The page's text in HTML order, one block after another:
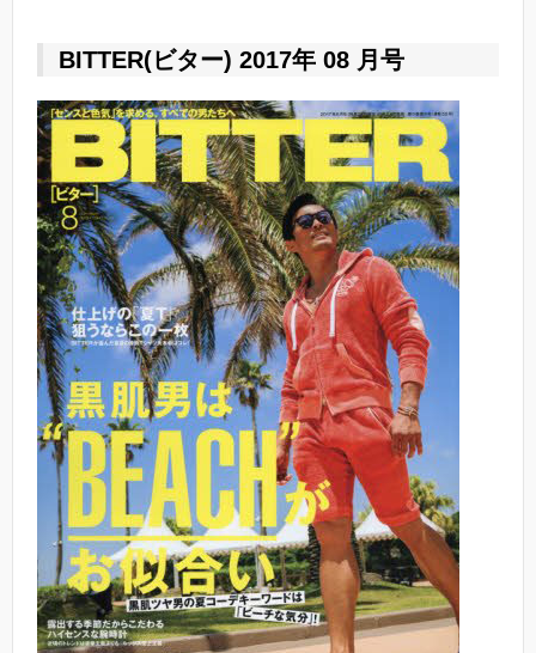
BITTER(ビター) 2017年 08 月号